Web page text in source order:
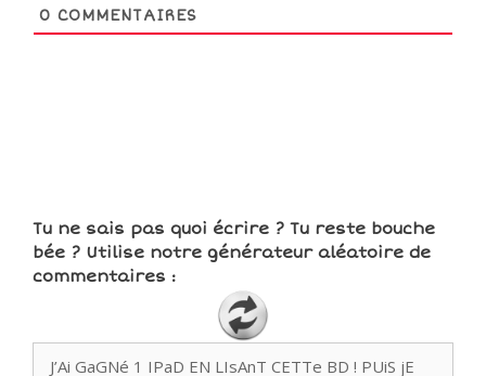
0 COMMENTAIRES
Tu ne sais pas quoi écrire ? Tu reste bouche
bée ? Utilise notre générateur aléatoire de
commentaires :